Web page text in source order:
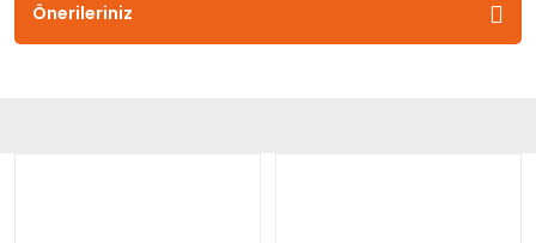
Önerileriniz